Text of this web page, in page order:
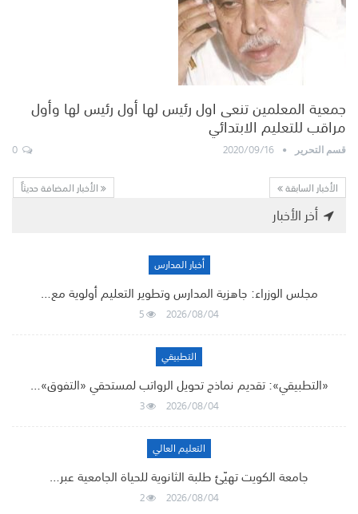
جمعية المعلمين تنعى اول رئيس لها أول رئيس لها وأول
مراقب للتعليم الابتدائي
قسم التحرير 2020/09/16
الأخبار السابقة
الأخبار المضافة حديثاً
أخر الأخبار
أخبار المدارس
مجلس الوزراء: جاهزية المدارس وتطوير التعليم أولوية مع…
2026/08/04
5
التطبيقي
«التطبيقي»: تقديم نماذج تحويل الرواتب لمستحقي «التفوق»…
2026/08/04
3
التعليم العالي
جامعة الكويت تهيّئ طلبة الثانوية للحياة الجامعية عبر…
2026/08/04
2